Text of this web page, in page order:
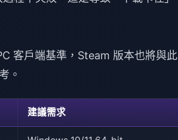
客戶端基準，Steam 版本也將與此
。
建議需求